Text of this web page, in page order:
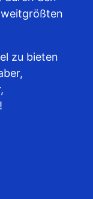
zu bieten